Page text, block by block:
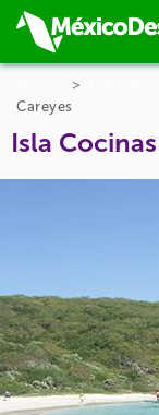
Careyes
Isla